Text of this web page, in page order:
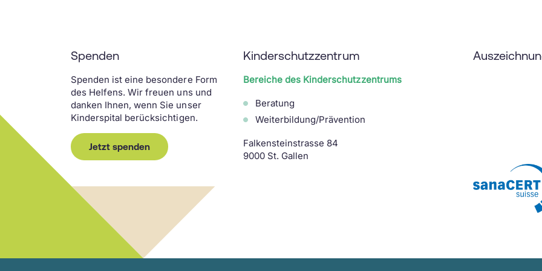
Spenden
Spenden ist eine besondere Form
des Helfens. Wir freuen uns und
danken Ihnen, wenn Sie unser
Kinderspital berücksichtigen.
Jetzt spenden
Kinderschutzzentrum
Bereiche des Kinderschutzzentrums
Beratung
Weiterbildung/Prävention
Falkensteinstrasse 84
9000 St. Gallen